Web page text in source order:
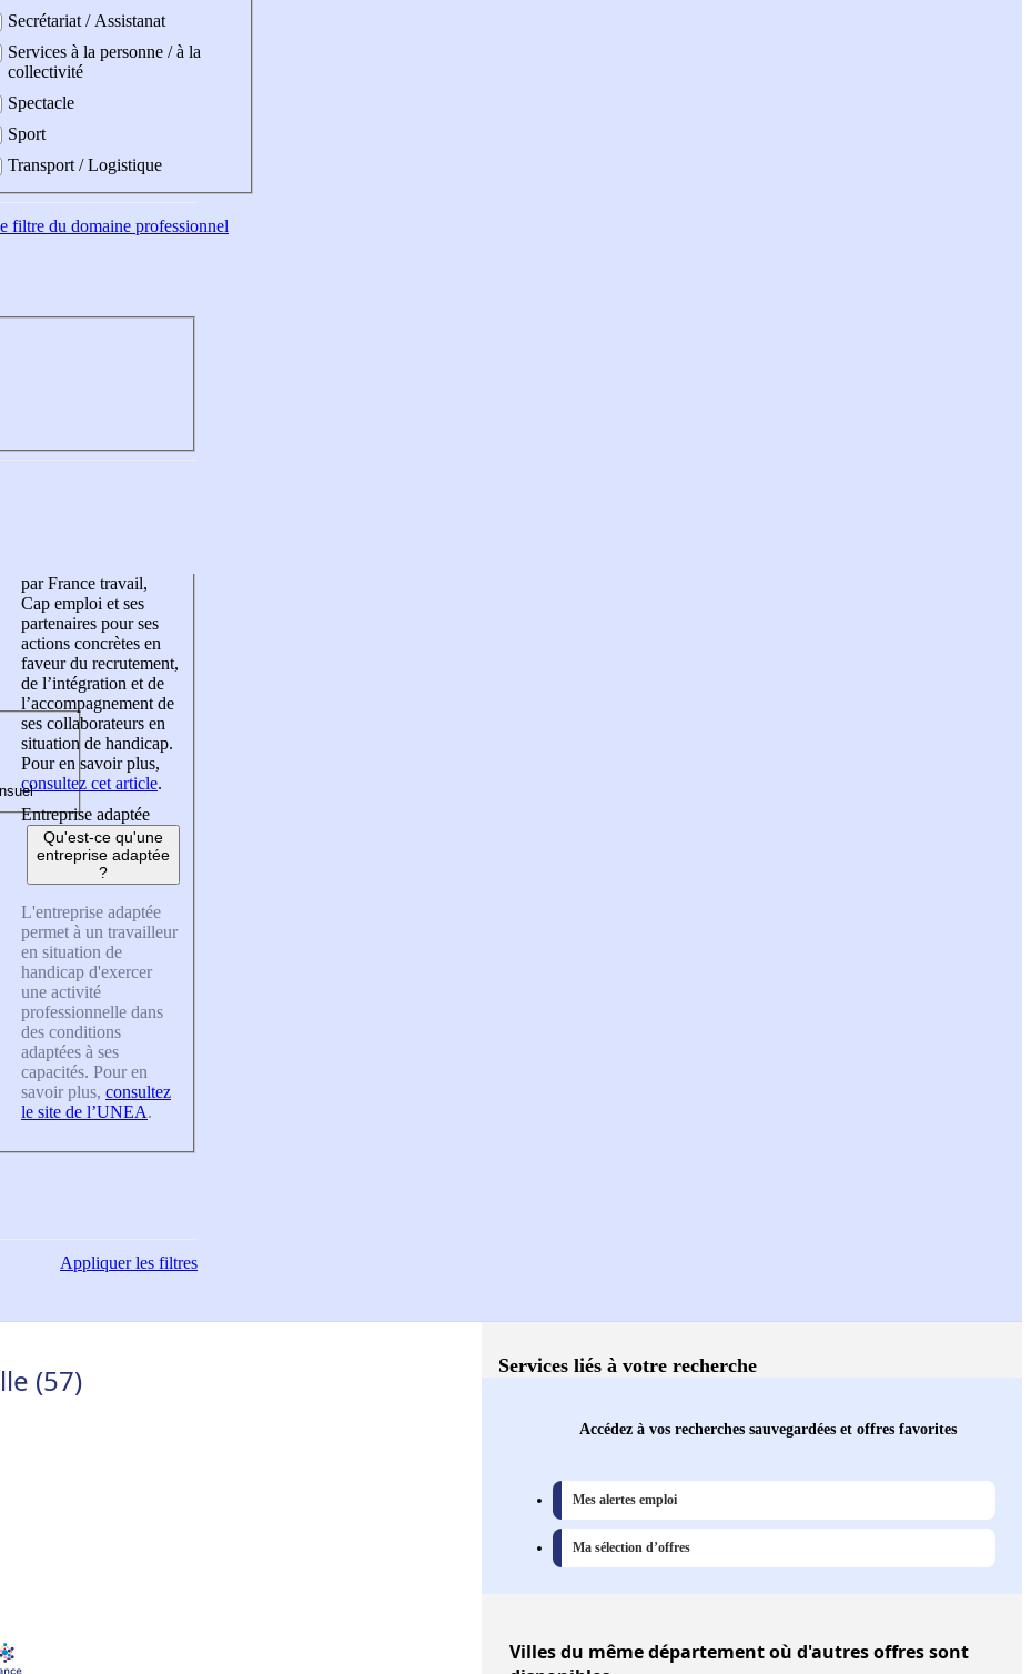
Secrétariat / Assistanat
Services à la personne / à la
collectivité
Spectacle
Sport
Transport / Logistique
filtre du domaine professionnel
par France travail,
Cap emploi et ses
partenaires pour ses
actions concrètes en
faveur du recrutement,
de l’intégration et de
l’accompagnement de
ses collaborateurs en
situation de handicap.
Pour en savoir plus,
consultez cet article.
Entreprise adaptée
Qu'est-ce qu'une
entreprise adaptée
?
L'entreprise adaptée
permet à un travailleur
en situation de
handicap d'exercer
une activité
professionnelle dans
des conditions
adaptées à ses
capacités. Pour en
savoir plus, consultez
le site de l’UNEA.
Appliquerles filtres
(57) Services liés à votre recherche
Accédez à vos recherches sauvegardées et offres favorites
Mes alertes emploi
Ma sélection d’offres
Villesdu même département où d'autres offres sont